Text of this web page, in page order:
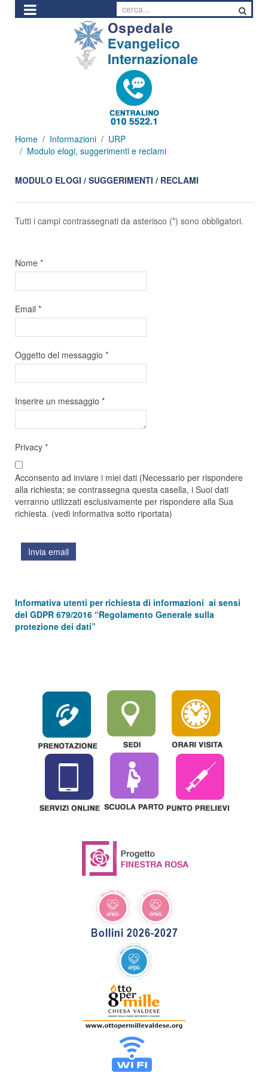
Home Informazioni
URP
Modulo elogi, suggerimenti e reclami
MODULO ELOGI / SUGGERIMENTI / RECLAMI
Tutti i campi contrassegnati da asterisco (*) sono obbligatori.
Nome *
Email *
Oggetto del messaggio *
Inserire un messaggio *
Privacy *
Acconsento ad inviare i miei dati (Necessario per rispondere
alla richiesta; se contrassegna questa casella, i Suoi dati
verranno utilizzati esclusivamente per rispondere alla Sua
richiesta. (vedi informativa sotto riportata)
Invia email
Informativa utenti per richiesta di informazioni ai sensi
del GDPR 679/2016 “Regolamento Generale sulla
protezione dei dati”